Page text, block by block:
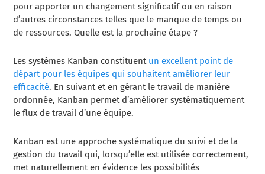
pour apporter un changement significatif ou en raison
d’autres circonstances telles que le manque de temps ou
de ressources. Quelle est la prochaine étape ?
Les systèmes Kanban constituent un excellent point de
départ pour les équipes qui souhaitent améliorer leur
efficacité. En suivant et en gérant le travail de manière
ordonnée, Kanban permet d’améliorer systématiquement
le flux de travail d’une équipe.
Kanban est une approche systématique du suivi et de la
gestion du travail qui, lorsqu’elle est utilisée correctement,
met naturellement en évidence les possibilités